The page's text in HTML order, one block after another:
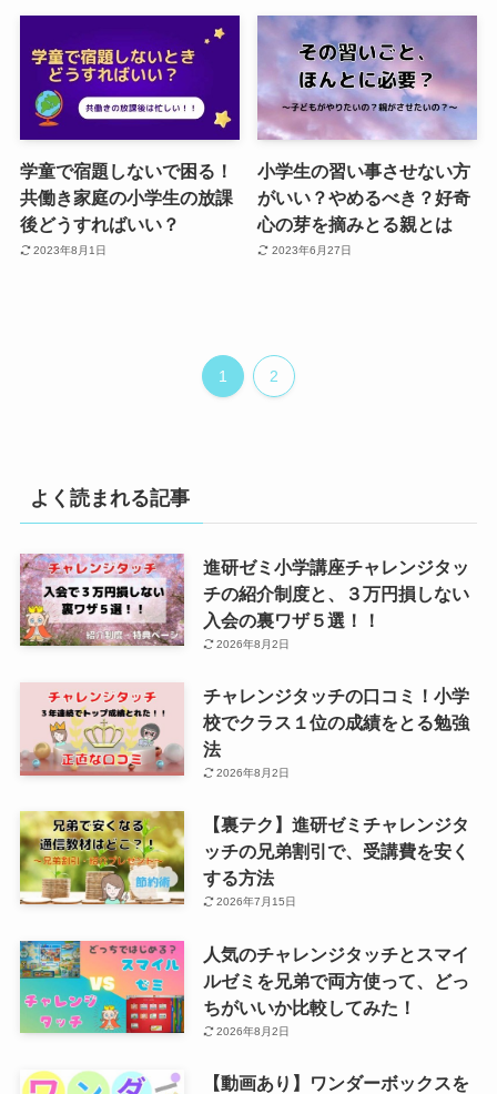
学童で宿題しないで困る！
共働き家庭の小学生の放課
後どうすればいい？
2023年8月1日
小学生の習い事させない方
がいい？やめるべき？好奇
心の芽を摘みとる親とは
2023年6月27日
1 2
よく読まれる記事
進研ゼミ小学講座チャレンジタッ
チの紹介制度と、３万円損しない
入会の裏ワザ５選！！
2026年8月2日
チャレンジタッチの口コミ！小学
校でクラス１位の成績をとる勉強
法
2026年8月2日
【裏テク】進研ゼミチャレンジタ
ッチの兄弟割引で、受講費を安く
する方法
2026年7月15日
人気のチャレンジタッチとスマイ
ルゼミを兄弟で両方使って、どっ
ちがいいか比較してみた！
2026年8月2日
【動画あり】ワンダーボックスを